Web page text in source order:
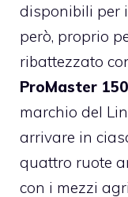
disponibili per
però, proprio
ribattezzato
ProMaster
marchio del
arrivare in
quattro ruote
con i mezzi